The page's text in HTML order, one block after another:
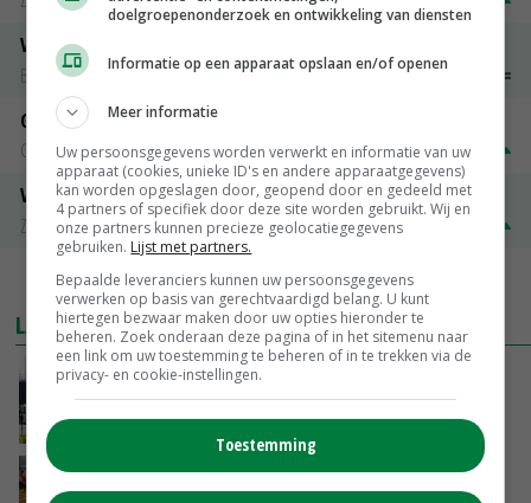
Vleeskuikens 2001-2600 gr
Barneveld
€ 1,09~ € 1,11
Gerst
Groningen
€ 197,00 € 2,00
Volle melkpoeder
Zuivel NL
€ 345,00 € 20,00
MEER MARKTPRIJZEN
LAATSTE NIEUWS
Gemiddelde Europese melkprijs daalt licht in
juni
GISTEREN, 17:04
Frans onderzoekcentrum bestrijkt hele
doelgroepenonderzoek en ontwikkeling van diensten
Informatie op een apparaat opslaan en/of openen
Meer informatie
Uw persoonsgegevens worden verwerkt en informatie van uw
apparaat (cookies, unieke ID's en andere apparaatgegevens)
kan worden opgeslagen door, geopend door en gedeeld met
4 partners of specifiek door deze site worden gebruikt. Wij en
onze partners kunnen precieze geolocatiegegevens
gebruiken. Lijst met partners.
Bepaalde leveranciers kunnen uw persoonsgegevens
verwerken op basis van gerechtvaardigd belang. U kunt
hiertegen bezwaar maken door uw opties hieronder te
beheren. Zoek onderaan deze pagina of in het sitemenu naar
een link om uw toestemming te beheren of in te trekken via de
privacy- en cookie-instellingen.
Toestemming